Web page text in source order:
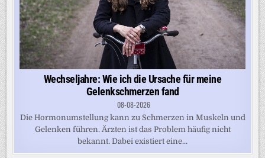
Wechseljahre: Wie ich die Ursache für meine
Gelenkschmerzen fand
08-08-2026
Die Hormonumstellung kann zu Schmerzen in Muskeln und
Gelenken führen. Ärzten ist das Problem häufig nicht
bekannt. Dabei existiert eine...